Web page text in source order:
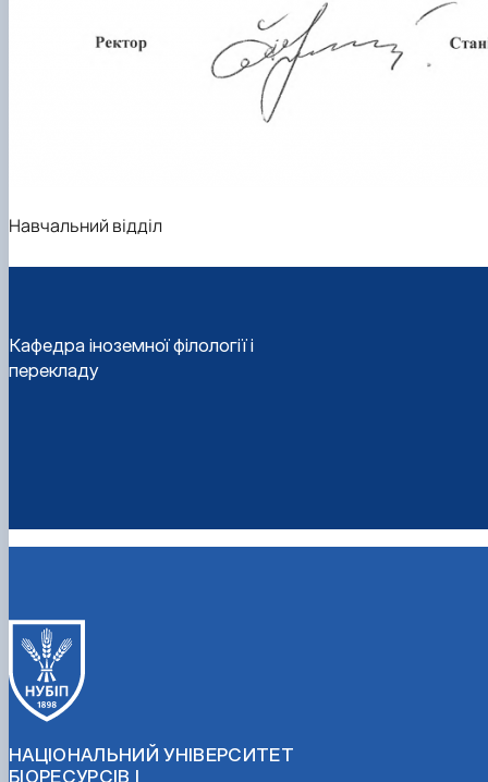
Навчальний відділ
Кафедра іноземної філології і
перекладу
НАЦІОНАЛЬНИЙ УНІВЕРСИТЕТ
БІОРЕСУРСІВ І